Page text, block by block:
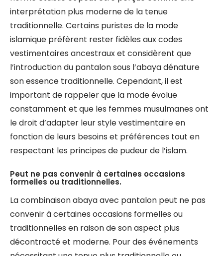
interprétation plus moderne de la tenue
traditionnelle. Certains puristes de la mode
islamique préfèrent rester fidèles aux codes
vestimentaires ancestraux et considèrent que
l’introduction du pantalon sous l’abaya dénature
son essence traditionnelle. Cependant, il est
important de rappeler que la mode évolue
constamment et que les femmes musulmanes ont
le droit d’adapter leur style vestimentaire en
fonction de leurs besoins et préférences tout en
respectant les principes de pudeur de l’islam.
Peut ne pas convenir à certaines occasions
formelles ou traditionnelles.
La combinaison abaya avec pantalon peut ne pas
convenir à certaines occasions formelles ou
traditionnelles en raison de son aspect plus
décontracté et moderne. Pour des événements